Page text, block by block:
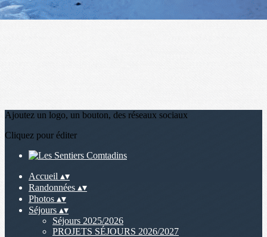
Ajoutez un logo, un bouton, des réseaux sociaux
Cliquez pour éditer
Accueil ▴▾
Randonnées ▴▾
Photos ▴▾
Séjours ▴▾
Séjours 2025/2026
PROJETS SÉJOURS 2026/2027